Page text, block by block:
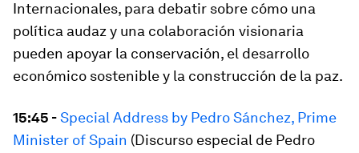
Internacionales, para debatir sobre cómo una
política audaz y una colaboración visionaria
pueden apoyar la conservación, el desarrollo
económico sostenible y la construcción de la paz.
15:45 -Special Address by Pedro Sánchez, Prime
Minister of Spain (Discurso especial de Pedro